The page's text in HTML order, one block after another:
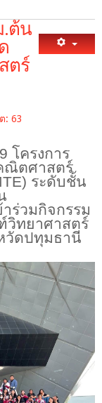
.ต้น
ตร์
: 63
โครงการ
ณิตศาสตร์
ระดับชั้น
ร่วมกิจกรรม
ทยาศาสตร์
วัดปทุมธานี